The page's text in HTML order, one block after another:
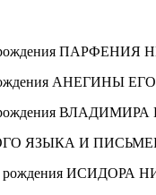
рождения ПАРФЕНИЯ
рождения АНЕГИНЫ
рождения ВЛАДИМИРА
ЯЗЫКА И
рождения ИСИДОРА